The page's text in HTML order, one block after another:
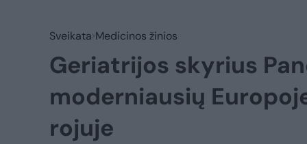
Sveikata Medicinos žinios
Geriatrijos skyrius
moderniausių
rojuje